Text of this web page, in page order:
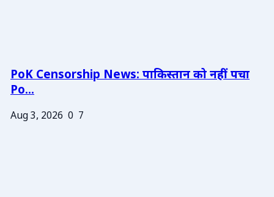
PoK Censorship News: पाकिस्तान को नहीं पचा
Po...
Aug 3, 2026 0 7